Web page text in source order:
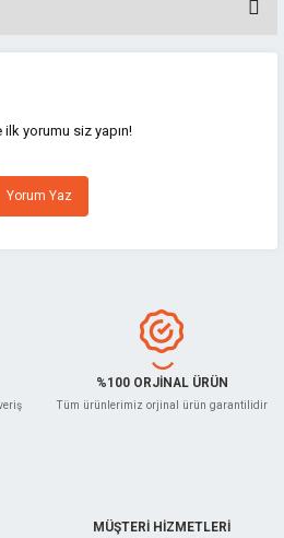
ederiz.
veya görüntülenemiyor.
bilgiler bulunuyor.
olmalı.
ilk yorumu siz yapın!
Yorum Yaz
%100 ORJİNAL ÜRÜN
Tüm ürünlerimiz orjinal ürün garantilidir
MÜŞTERİ HİZMETLERİ